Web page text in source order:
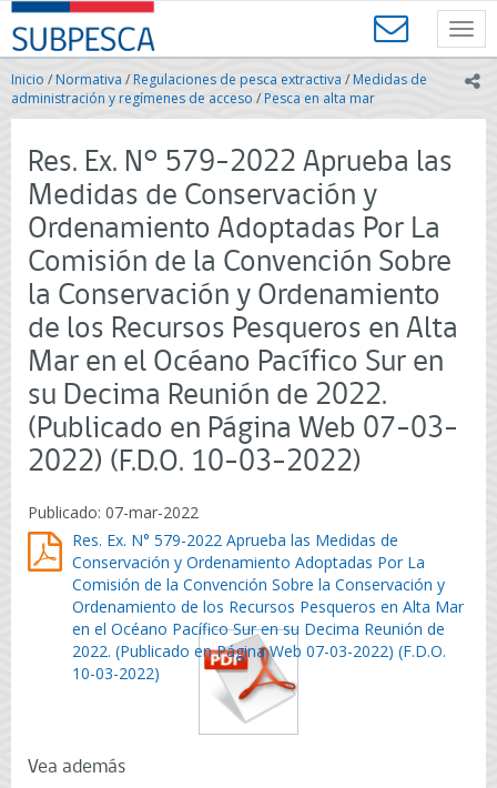
Contenido
principal
SUBPESCA
-
Subsecretaría
de
Pesca
Acuicultura
Gobierno
de
Chile
Inicio /Normativa / Regulaciones de pesca extractiva / Medidas de
administración y regímenes de acceso / Pesca en alta mar
Res. Ex. N° 579-2022 Aprueba las
Medidas de Conservación y
Ordenamiento Adoptadas Por La
Comisión de la Convención Sobre
la Conservación y Ordenamiento
de los Recursos Pesqueros en Alta
Mar en el Océano Pacífico Sur en
su Decima Reunión de 2022.
(Publicado en Página Web 07-03-
2022) (F.D.O. 10-03-2022)
Publicado: 07-mar-2022
Res. Ex. N° 579-2022 Aprueba las Medidas de
Conservación y Ordenamiento Adoptadas Por La
Comisión de la Convención Sobre la Conservación y
Ordenamiento de los Recursos Pesqueros en Alta Mar
en el Océano Pacífico Sur en su Decima Reunión de
2022. (Publicado en Página Web 07-03-2022) (F.D.O.
10-03-2022)
Vea además